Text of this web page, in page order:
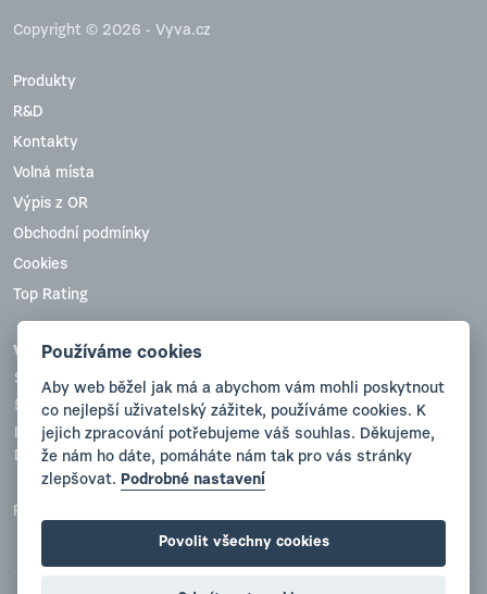
Copyright © 2026 - Vyva.cz
Produkty
R&D
Kontakty
Volná místa
Výpis z OR
Obchodní podmínky
Cookies
Top Rating
VYVA PLAST, s.r.o.
Sobotecká 836
511 01 Turnov
IČO:47780738
DIČ(VAT):CZ47780738
Registrace: Krajský soud v Hradci Králové, oddíl C, vložka 12057
Používáme cookies
Aby web běžel jak má a abychom vám mohli poskytnout
co nejlepší uživatelský zážitek, používáme cookies. K
jejich zpracování potřebujeme váš souhlas. Děkujeme,
že nám ho dáte, pomáháte nám tak pro vás stránky
zlepšovat. Podrobné nastavení
Povolit všechny cookies